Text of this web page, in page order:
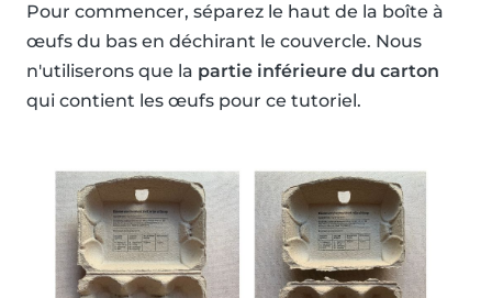
Pour commencer, séparez le haut de la boîte à
œufs du bas en déchirant le couvercle. Nous
n'utiliserons que la partie inférieure du carton
qui contient les œufs pour ce tutoriel.